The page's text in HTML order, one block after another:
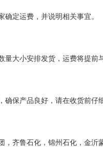
定运费，并说明相关事宜。
大小安排发货，运费将提前
保产品良好，请在收货前仔
，齐鲁石化，锦州石化，金